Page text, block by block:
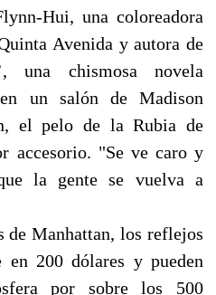
Hui, una coloreadora
Avenida y autora de
una chismosa novela
un salón de Madison
el pelo de la Rubia de
accesorio. "Se ve caro y
la gente se vuelva a
de Manhattan, los reflejos
en 200 dólares y pueden
por sobre los 500